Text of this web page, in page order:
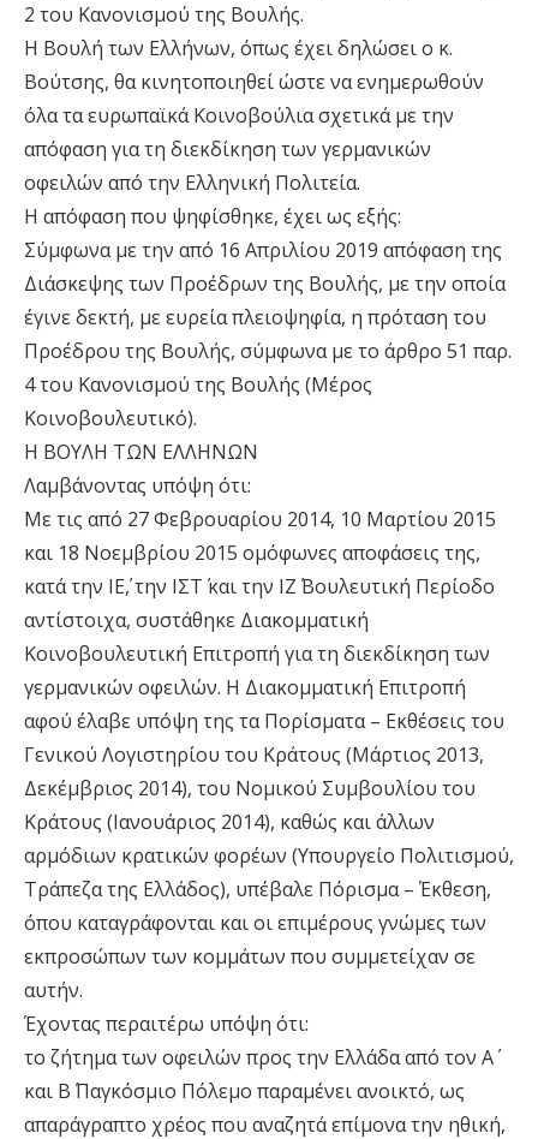
2 του Κανονισμού της Βουλής.
Η Βουλή των Ελλήνων, όπως έχει δηλώσει ο κ.
Βούτσης, θα κινητοποιηθεί ώστε να ενημερωθούν
όλα τα ευρωπαϊκά Κοινοβούλια σχετικά με την
απόφαση για τη διεκδίκηση των γερμανικών
οφειλών από την Ελληνική Πολιτεία.
Η απόφαση που ψηφίσθηκε, έχει ως εξής:
Σύμφωνα με την από 16 Απριλίου 2019 απόφαση της
Διάσκεψης των Προέδρων της Βουλής, με την οποία
έγινε δεκτή, με ευρεία πλειοψηφία, η πρόταση του
Προέδρου της Βουλής, σύμφωνα με το άρθρο 51 παρ.
4 του Κανονισμού της Βουλής (Μέρος
Κοινοβουλευτικό).
Η ΒΟΥΛΗ ΤΩΝ ΕΛΛΗΝΩΝ
Λαμβάνοντας υπόψη ότι:
Με τις από 27 Φεβρουαρίου 2014, 10 Μαρτίου 2015
και 18 Νοεμβρίου 2015 ομόφωνες αποφάσεις της,
κατά την ΙΕ΄, την ΙΣΤ΄ και την ΙΖ΄ Βουλευτική Περίοδο
αντίστοιχα, συστάθηκε Διακομματική
Κοινοβουλευτική Επιτροπή για τη διεκδίκηση των
γερμανικών οφειλών. Η Διακομματική Επιτροπή
αφού έλαβε υπόψη της τα Πορίσματα – Εκθέσεις του
Γενικού Λογιστηρίου του Κράτους (Μάρτιος 2013,
Δεκέμβριος 2014), του Νομικού Συμβουλίου του
Κράτους (Ιανουάριος 2014), καθώς και άλλων
αρμόδιων κρατικών φορέων (Υπουργείο Πολιτισμού,
Τράπεζα της Ελλάδος), υπέβαλε Πόρισμα – Έκθεση,
όπου καταγράφονται και οι επιμέρους γνώμες των
εκπροσώπων των κομμάτων που συμμετείχαν σε
αυτήν.
Έχοντας περαιτέρω υπόψη ότι:
το ζήτημα των οφειλών προς την Ελλάδα από τον Α΄
και Β΄ Παγκόσμιο Πόλεμο παραμένει ανοικτό, ως
απαράγραπτο χρέος που αναζητά επίμονα την ηθική,